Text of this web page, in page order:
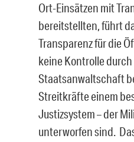
Ort-Einsätzen mit
bereitstellten, führt
Transparenz für die
keine Kontrolle durch
Staatsanwaltschaft
Streitkräfte einem
Justizsystem – der
unterworfen sind.